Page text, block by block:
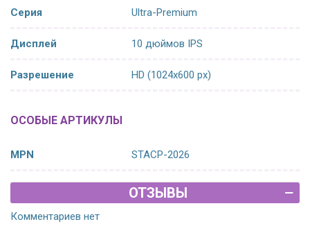
Серия Ultra-Premium
Дисплей 10 дюймов IPS
Разрешение HD (1024х600 px)
ОСОБЫЕ АРТИКУЛЫ
MPN STACP-2026
ОТЗЫВЫ
Комментариев нет